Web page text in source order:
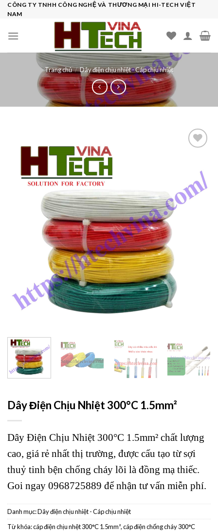
SkipCÔNG TY TNHH CÔNG NGHỆ VÀ THƯƠNG MẠI HI-TECH VIỆT
NAM
Trang chủ / Dây điện chịu nhiệt - Cáp chịu nhiệt
Dây Điện Chịu Nhiệt 300°C 1.5mm²
Dây Điện Chịu Nhiệt 300°C 1.5mm² chất lượng
cao, giá rẻ nhất thị trường, được cấu tạo từ sợi
thuỷ tinh bện chống cháy lõi là đồng mạ thiếc.
Goi ngay 0968725889 để nhận tư vấn miễn phí.
Danh mục:Dây điện chịu nhiệt - Cáp chịu nhiệt
Từ khóa:cáp điện chịu nhệt 300°C 1.5mm²,cáp điện chống cháy 300°C